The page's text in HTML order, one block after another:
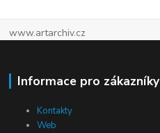
www.artarchiv.cz
Informace pro zákazníky
Kontakty
Web